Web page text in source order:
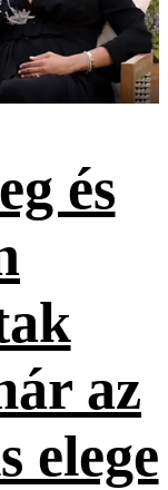
és
az
elege